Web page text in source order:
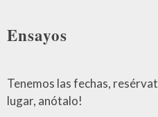
Ensayos
Tenemos las fechas,
lugar, anótalo!